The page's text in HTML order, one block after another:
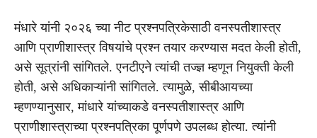
मंधारे यांनी २०२६ च्या नीट प्रश्नपत्रिकेसाठी वनस्पतीशास्त्र
आणि प्राणीशास्त्र विषयांचे प्रश्न तयार करण्यास मदत केली होती,
असे सूत्रांनी सांगितले. एनटीएने त्यांची तज्ज्ञ म्हणून नियुक्ती केली
होती, असे अधिकाऱ्यांनी सांगितले. त्यामुळे, सीबीआयच्या
म्हणण्यानुसार, मांधारे यांच्याकडे वनस्पतीशास्त्र आणि
प्राणीशास्त्राच्या प्रश्नपत्रिका पूर्णपणे उपलब्ध होत्या. त्यांनी